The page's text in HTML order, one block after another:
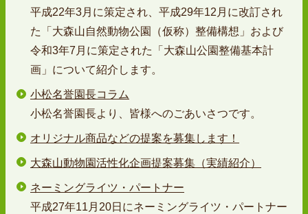
平成22年3月に策定され、平成29年12月に改訂され
た「大森山自然動物公園（仮称）整備構想」および
令和3年7月に策定された「大森山公園整備基本計
画」について紹介します。
小松名誉園長コラム
小松名誉園長より、皆様へのごあいさつです。
オリジナル商品などの提案を募集します！
大森山動物園活性化企画提案募集（実績紹介）
ネーミングライツ・パートナー
平成27年11月20日にネーミングライツ・パートナー